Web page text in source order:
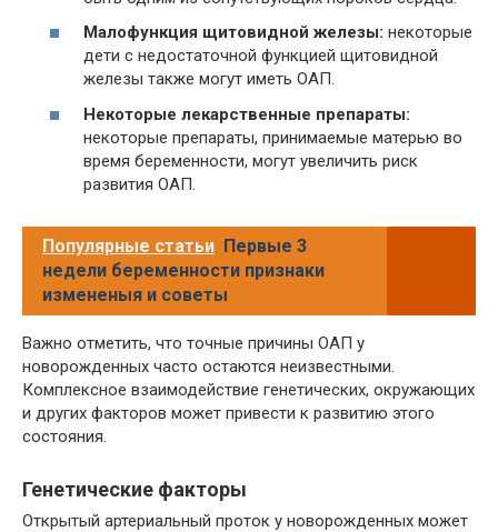
Малофункция щитовидной железы: некоторые
дети с недостаточной функцией щитовидной
железы также могут иметь ОАП.
Некоторые лекарственные препараты:
некоторые препараты, принимаемые матерью во
время беременности, могут увеличить риск
развития ОАП.
Популярные статьи Первые 3
недели беременности признаки
измененыя и советы
Важно отметить, что точные причины ОАП у
новорожденных часто остаются неизвестными.
Комплексное взаимодействие генетических, окружающих
и других факторов может привести к развитию этого
состояния.
Генетические факторы
Открытый артериальный проток у новорожденных может